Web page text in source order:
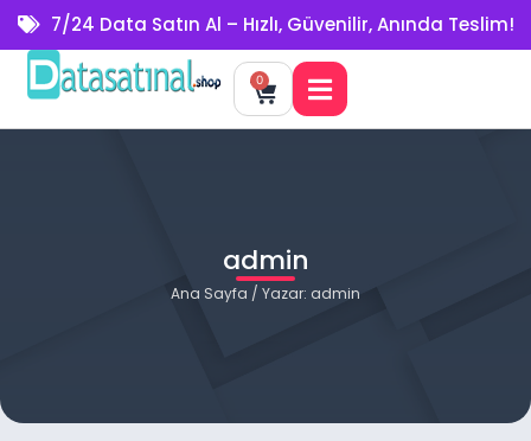
7/24 Data Satın Al – Hızlı, Güvenilir, Anında Teslim!
0
admin
Ana Sayfa / Yazar: admin